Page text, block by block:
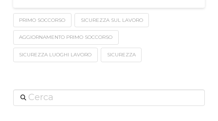
PRIMO SOCCORSO SICUREZZA SUL LAVORO
AGGIORNAMENTO PRIMO SOCCORSO
SICUREZZA LUOGHI LAVORO SICUREZZA
Cerca